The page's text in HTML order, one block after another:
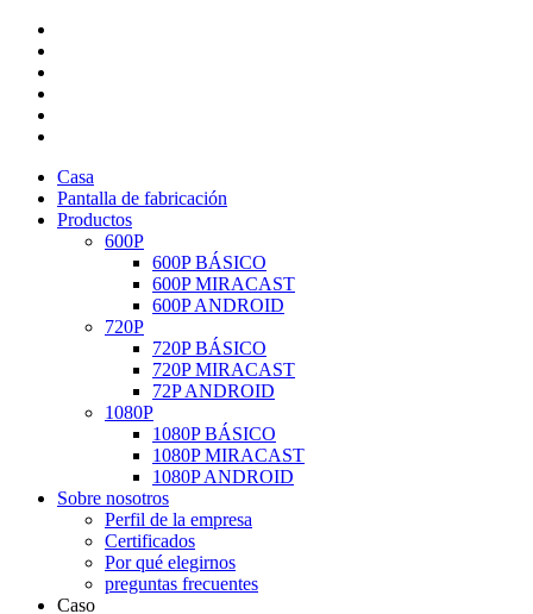
Casa
Pantalla de fabricación
Productos
600P
600P BÁSICO
600P MIRACAST
600P ANDROID
720P
720P BÁSICO
720P MIRACAST
72P ANDROID
1080P
1080P BÁSICO
1080P MIRACAST
1080P ANDROID
Sobre nosotros
Perfil de la empresa
Certificados
Por qué elegirnos
preguntas frecuentes
Caso